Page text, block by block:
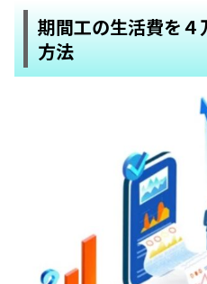
期間工の生活費を
方法